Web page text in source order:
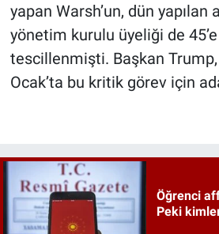
yapan Warsh’un, dün yapılan
yönetim kurulu üyeliği de
tescillenmişti. Başkan Trump,
Ocak’ta bu kritik görev için
Öğrenci
Peki